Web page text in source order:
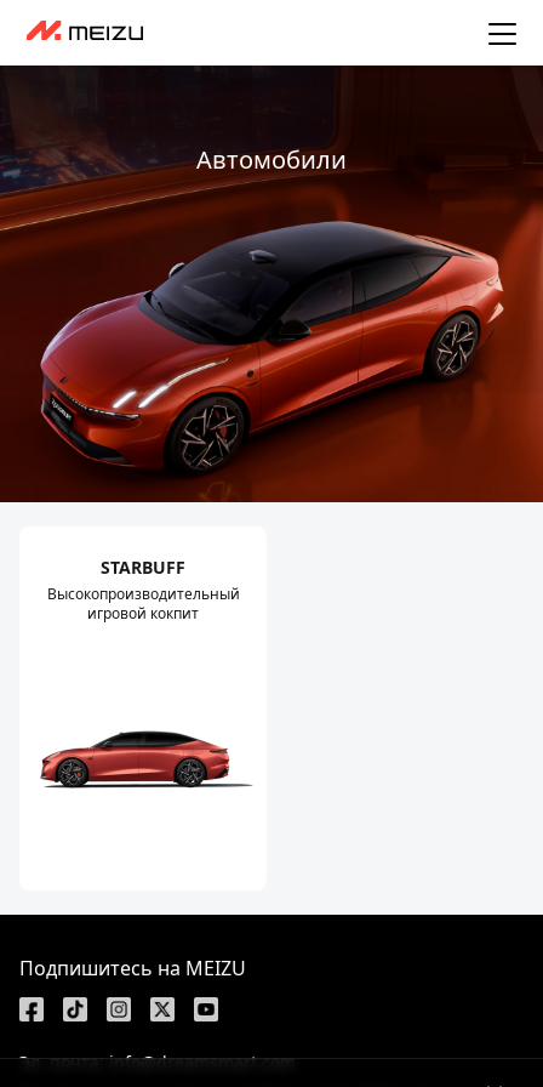
Автомобили
STARBUFF
Высокопроизводительный
игровой кокпит
Подпишитесь на MEIZU
Эл. почта: info@dreamsmart.com